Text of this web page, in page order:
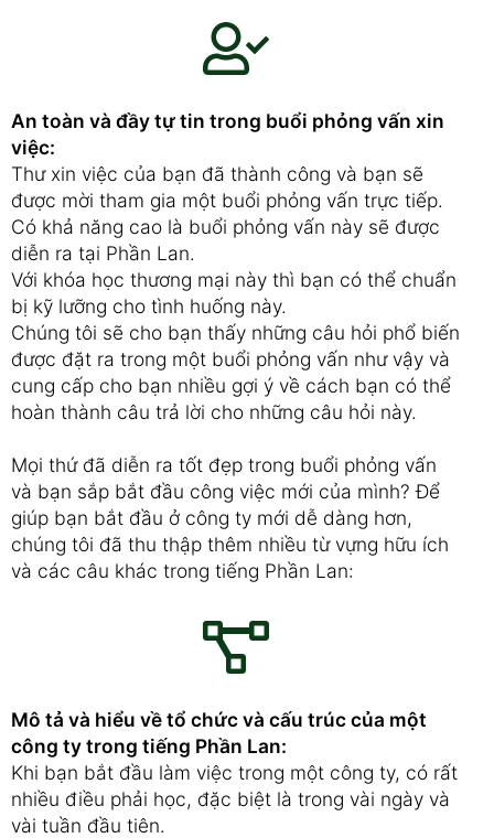
An toàn và đầy tự tin trong buổi phỏng vấn xin
việc:
Thư xin việc của bạn đã thành công và bạn sẽ
được mời tham gia một buổi phỏng vấn trực tiếp.
Có khả năng cao là buổi phỏng vấn này sẽ được
diễn ra tại Phần Lan.
Với khóa học thương mại này thì bạn có thể chuẩn
bị kỹ lưỡng cho tình huống này.
Chúng tôi sẽ cho bạn thấy những câu hỏi phổ biến
được đặt ra trong một buổi phỏng vấn như vậy và
cung cấp cho bạn nhiều gợi ý về cách bạn có thể
hoàn thành câu trả lời cho những câu hỏi này.
Mọi thứ đã diễn ra tốt đẹp trong buổi phỏng vấn
và bạn sắp bắt đầu công việc mới của mình? Để
giúp bạn bắt đầu ở công ty mới dễ dàng hơn,
chúng tôi đã thu thập thêm nhiều từ vựng hữu ích
và các câu khác trong tiếng Phần Lan:
Mô tả và hiểu về tổ chức và cấu trúc của một
công ty trong tiếng Phần Lan:
Khi bạn bắt đầu làm việc trong một công ty, có rất
nhiều điều phải học, đặc biệt là trong vài ngày và
vài tuần đầu tiên.